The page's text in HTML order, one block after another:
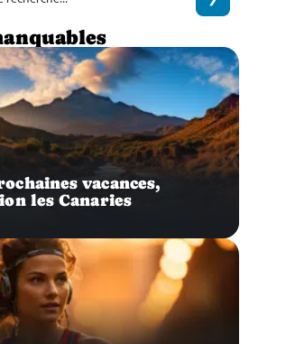
vacances,
les Canaries